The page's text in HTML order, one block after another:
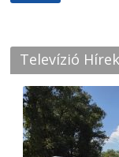
Televízió Hírek